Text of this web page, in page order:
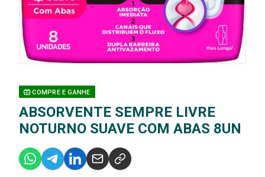
COMPRE E GANHE
ABSORVENTE SEMPRE LIVRE
NOTURNO SUAVE COM ABAS 8UN